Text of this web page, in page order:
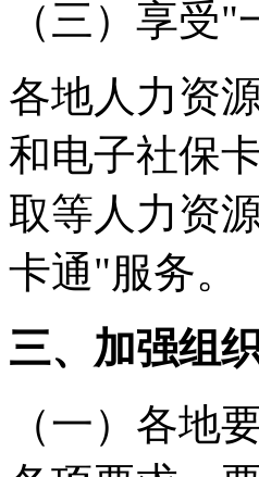
（三）享受
各地人力资
和电子社保
取等人力资
卡通"服务。
三、加强组
（一）各地